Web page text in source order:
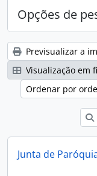
Opções de
Previsualizar a
Visualização em
Ordenar por
Junta de